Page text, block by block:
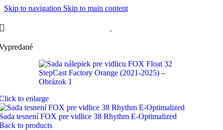
Skip to navigation Skip to main content
to enlarge
tesnení FOX pre vidlice 38 Rhythm E-Optimalized
to products